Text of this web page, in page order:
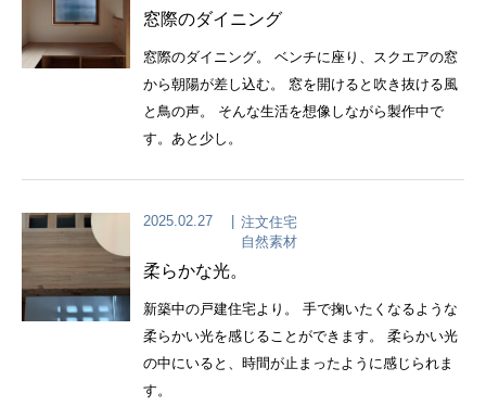
窓際のダイニング
窓際のダイニング。 ベンチに座り、スクエアの窓
から朝陽が差し込む。 窓を開けると吹き抜ける風
と鳥の声。 そんな生活を想像しながら製作中で
す。あと少し。
2025.02.27
注文住宅
自然素材
柔らかな光。
新築中の戸建住宅より。 手で掬いたくなるような
柔らかい光を感じることができます。 柔らかい光
の中にいると、時間が止まったように感じられま
す。